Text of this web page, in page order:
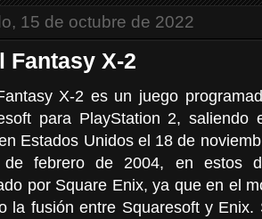
15 de octubre de 2022
Fantasy X-2
X-2 es un juego
para PlayStation 2,
Estados Unidos el 18 de
febrero de 2004, en estos
por Square Enix, ya que en el
la fusión entre Squaresoft y